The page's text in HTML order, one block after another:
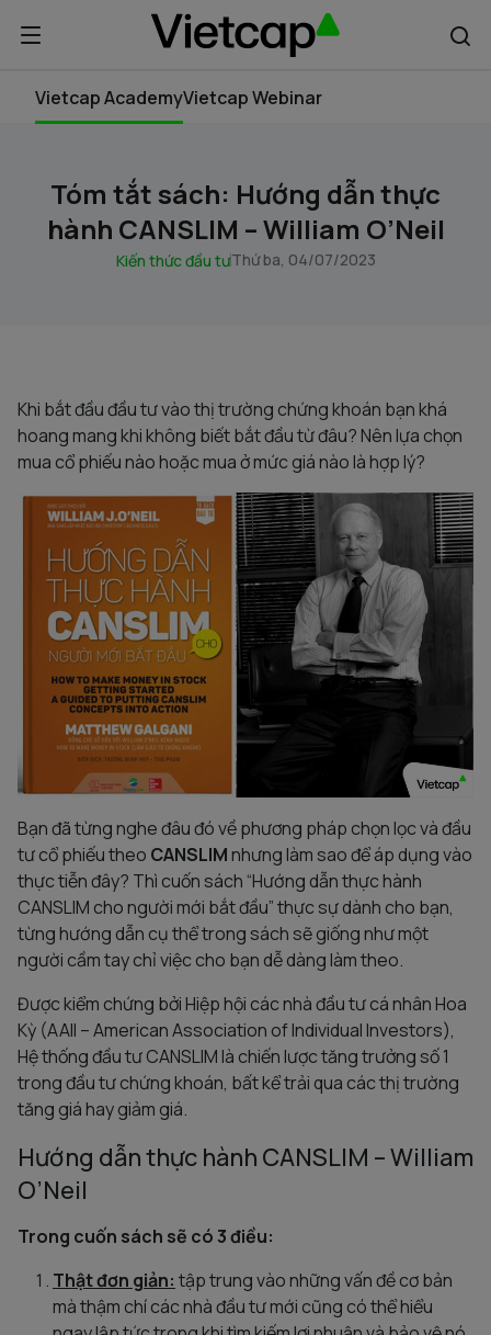
Vietcap AcademyVietcap Webinar
Tóm tắt sách: Hướng dẫn thực
hành CANSLIM – William O’Neil
Kiến thức đầu tưThứ ba, 04/07/2023
Khi bắt đầu đầu tư vào thị trường chứng khoán bạn khá
hoang mang khi không biết bắt đầu từ đâu? Nên lựa chọn
mua cổ phiếu nào hoặc mua ở mức giá nào là hợp lý?
Bạn đã từng nghe đâu đó về phương pháp chọn lọc và đầu
tư cổ phiếu theo CANSLIMnhưng làm sao để áp dụng vào
thực tiễn đây? Thì cuốn sách “Hướng dẫn thực hành
CANSLIM cho người mới bắt đầu” thực sự dành cho bạn,
từng hướng dẫn cụ thể trong sách sẽ giống như một
người cầm tay chỉ việc cho bạn dễ dàng làm theo.
Được kiểm chứng bởi Hiệp hội các nhà đầu tư cá nhân Hoa
Kỳ (AAII – American Association of Individual Investors),
Hệ thống đầu tư CANSLIM là chiến lược tăng trưởng số 1
trong đầu tư chứng khoán, bất kể trải qua các thị trường
tăng giá hay giảm giá.
Hướng dẫn thực hành CANSLIM – William
O’Neil
Trong cuốn sách sẽ có 3 điều:
Thật đơn giản: tập trung vào những vấn đề cơ bản
mà thậm chí các nhà đầu tư mới cũng có thể hiểu